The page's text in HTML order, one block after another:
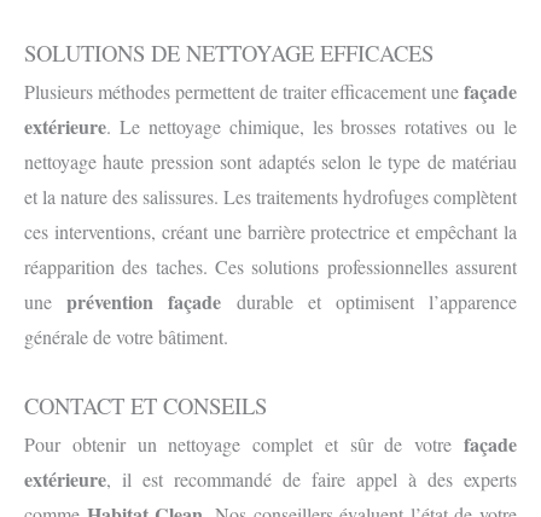
SOLUTIONS DE NETTOYAGE EFFICACES
Plusieurs méthodes permettent de traiter efficacement unefaçade
extérieure. Le nettoyage chimique, les brosses rotatives ou le
nettoyage haute pression sont adaptés selon le type de matériau
et la nature des salissures. Les traitements hydrofuges complètent
ces interventions, créant une barrière protectrice et empêchant la
réapparition des taches. Ces solutions professionnelles assurent
uneprévention façade durable et optimisent l’apparence
générale de votre bâtiment.
CONTACT ET CONSEILS
Pour obtenir un nettoyage complet et sûr de votre façade
extérieure, il est recommandé de faire appel à des experts